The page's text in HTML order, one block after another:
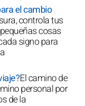
el cambio
controla tus
cosas
signo para
El camino de
personal por
de la